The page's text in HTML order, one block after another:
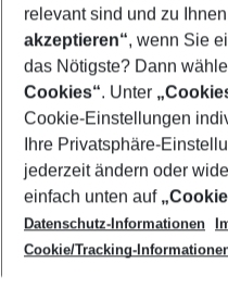
Footer
Footer navigation
Über uns
AGB
Cookie-Einstellungen
Cookie-Richtlinie
Datenschutz
Service & Hilfe
Barrierefreies Reisen
Check-in
Folgen Sie uns
relevant sind und zu
akzeptieren“, wenn Sie
das Nötigste? Dann
Cookies“. Unter
Cookie-Einstellungen
Ihre Privatsphäre-
jederzeit ändern oder
einfach unten auf
Datenschutz-Informationen
Cookie/Tracking-